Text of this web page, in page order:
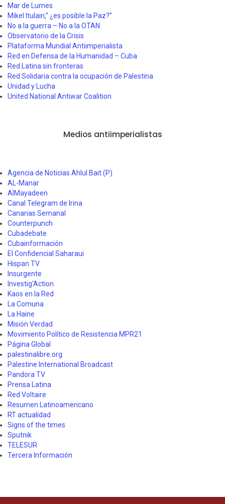
Mar de Lumes
Mikel Itulain,” ¿es posible la Paz?”
No a la guerra – No a la OTAN
Observatorio de la Crisis
Plataforma Mundial Antiimperialista
Red en Defensa de la Humanidad – Cuba
Red Latina sin fronteras
Red Solidaria contra la ocupación de Palestina
Unidad y Lucha
United National Antiwar Coalition
Medios antiimperialistas
Agencia de Noticias Ahlul Bait (P)
AL-Manar
AlMayadeen
Canal Telegram de Irina
Canarias Semanal
Counterpunch
Cubadebate
Cubainformación
El Confidencial Saharaui
Hispan TV
Insurgente
Investig'Action
Kaos en la Red
La Comuna
La Haine
Misión Verdad
Movimiento Político de Resistencia MPR21
Página Global
palestinalibre.org
Palestine International Broadcast
Pandora TV
Prensa Latina
Red Voltaire
Resumen Latinoamericano
RT actualidad
Signs of the times
Sputnik
TELESUR
Tercera Información